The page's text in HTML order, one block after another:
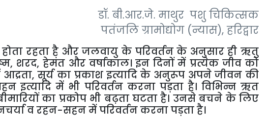
डॉ. बी.आर.जे. माथुर पशु चिकित्सक
पतंजलि ग्रामोद्योग (न्यास), हरिद्वार
रहता है और जलवायु के परिवर्तन के अनुसार ही ऋतु
, शरद,हेमंत और वर्षाकाल। इन दिनों में प्रत्येक जीव को
,सूर्य का प्रकाश इत्यादि के अनुरूप अपने जीवन की
इत्यादि में भी परिवर्तन करना पड़ता है। विभिन्न ऋत
का प्रकोप भी बढ़ता घटता है। उनसे बचने के लिए
व रहन-सहन में परिवर्तन करना पड़ता है।